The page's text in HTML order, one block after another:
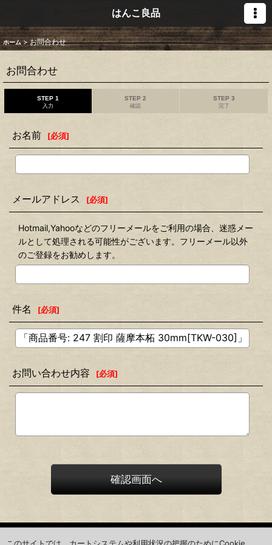
はんこ良品
ホーム > お問合わせ
お問合わせ
STEP 1
入力
STEP 2
確認
STEP 3
完了
お名前 [必須]
メールアドレス [必須]
Hotmail,Yahooなどのフリーメールをご利用の場合、迷惑メー
ルとして処理される可能性がございます。フリーメール以外
のご登録をお勧めします。
件名 [必須]
お問い合わせ内容 [必須]
確認画面へ